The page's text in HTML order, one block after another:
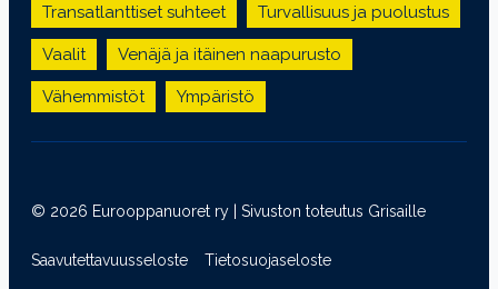
Transatlanttiset suhteet Turvallisuus ja puolustus
Vaalit Venäjä ja itäinen naapurusto
Vähemmistöt Ympäristö
© 2026 Eurooppanuoret ry | Sivuston toteutus Grisaille
Saavutettavuusseloste Tietosuojaseloste